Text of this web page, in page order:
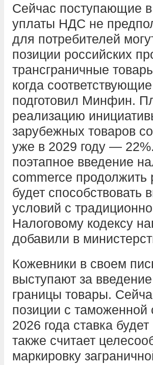
Сейчас поступающие
уплаты НДС не
для потребителей
позиции российских
трансграничные
когда
подготовил Минфин.
реализацию
зарубежных товаров
уже в 2029 году —
поэтапное введение
commerce продолжить
будет способствовать
условий с
Налоговому кодексу
добавили в
Кожевники в своем
выступают за
границы товары.
позиции с
2026 года ставка
также считает
маркировку